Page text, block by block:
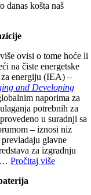
danas košta naš
ovisi o tome hoće li
na čiste energetske
za energiju (IEA) –
and Developing
naporima za
potrebnih za
u suradnji sa
– iznosi niz
glavne
za izgradnju
Pročitaj više